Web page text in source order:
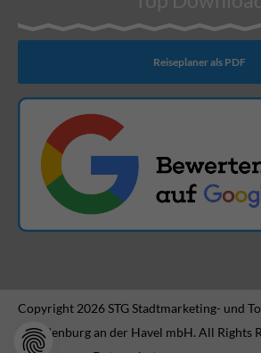
Reiseplaner als PDF
Copyright 2026 STG Stadtmarketing- und
Brandenburg an der Havel mbH. All Rights